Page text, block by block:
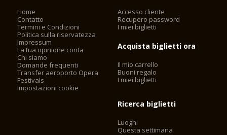
Home
Contatto
Termini e Condizioni
Politica sulla riservatezza
Impressum
La tua opinione conta
Chi siamo
Domande frequenti
Transfer aeroporto Opera
Festivals
Impostazioni cookie
Accesso cliente
Recupero password
I miei biglietti
Acquista biglietti ora
Il mio carrello
Buoni regalo
I miei biglietti
Ricerca biglietti
Luoghi
Questa settimana